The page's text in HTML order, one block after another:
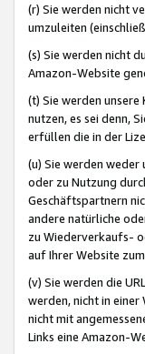
(r) Sie werden nicht
umzuleiten
(s) Sie werden nicht
Amazon-Website
(t) Sie werden
nutzen, es sei denn,
erfüllen die in der
(u) Sie werden
oder zu Nutzung
Geschäftspartnern
andere natürliche
zu Wiederverkaufs-
auf Ihrer Website
(v) Sie werden die
werden, nicht in
nicht mit
Links eine Amazon-